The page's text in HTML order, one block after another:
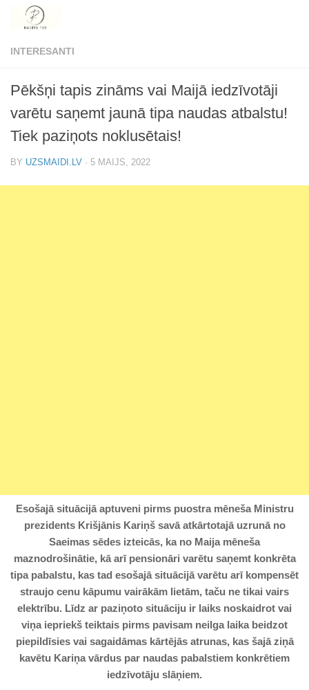
Skip to content
INTERESANTI
Pēkšņi tapis zināms vai Maijā iedzīvotāji
varētu saņemt jaunā tipa naudas atbalstu!
Tiek paziņots noklusētais!
BY UZSMAIDI.LV · 5 MAIJS, 2022
Esošajā situācijā aptuveni pirms puostra mēneša Ministru
prezidents Krišjānis Kariņš savā atkārtotajā uzrunā no
Saeimas sēdes izteicās, ka no Maija mēneša
maznodrošinātie, kā arī pensionāri varētu saņemt konkrēta
tipa pabalstu, kas tad esošajā situācijā varētu arī kompensēt
straujo cenu kāpumu vairākām lietām, taču ne tikai vairs
elektrību. Līdz ar paziņoto situāciju ir laiks noskaidrot vai
viņa iepriekš teiktais pirms pavisam neilga laika beidzot
piepildīsies vai sagaidāmas kārtējās atrunas, kas šajā ziņā
kavētu Kariņa vārdus par naudas pabalstiem konkrētiem
iedzīvotāju slāņiem.